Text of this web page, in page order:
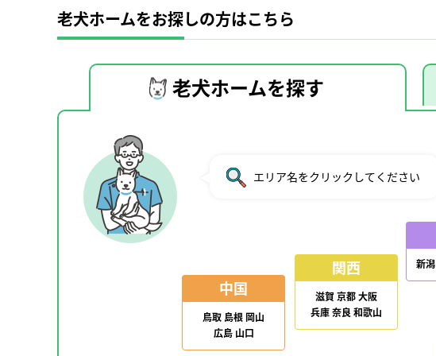
老犬ホームをお探しの方はこちら
老犬ホームを探す
エリア名をクリックしてください
中国
鳥取 島根 岡山
広島 山口
関西
滋賀 京都大阪
兵庫奈良和歌山
新潟